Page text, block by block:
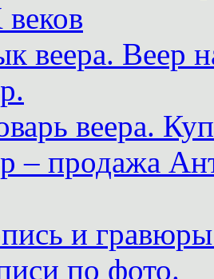
веера. Веер
веера.
– продажа
и
по фото.